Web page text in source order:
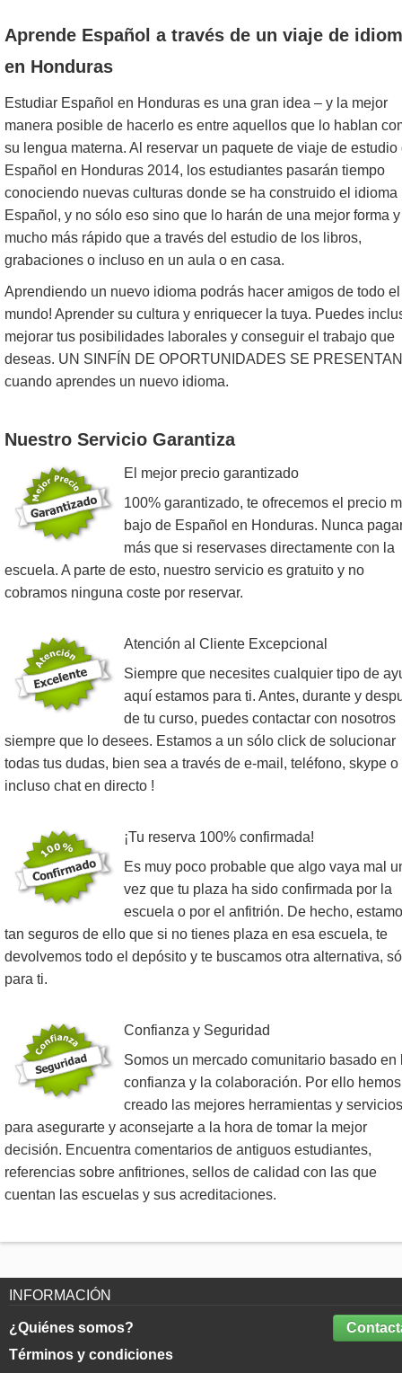
Aprende Español a través de un viaje de
en Honduras
Estudiar Español en Honduras es una gran idea – y la mejor
manera posible de hacerlo es entre aquellos que lo hablan
su lengua materna. Al reservar un paquete de viaje de estudio
Español en Honduras 2014, los estudiantes pasarán tiempo
conociendo nuevas culturas donde se ha construido el idioma
Español, y no sólo eso sino que lo harán de una mejor forma y
mucho más rápido que a través del estudio de los libros,
grabaciones o incluso en un aula o en casa.
Aprendiendo un nuevo idioma podrás hacer amigos de todo el
mundo! Aprender su cultura y enriquecer la tuya. Puedes
mejorar tus posibilidades laborales y conseguir el trabajo que
deseas. UN SINFÍN DE OPORTUNIDADES SE PRESENTAN
cuando aprendes un nuevo idioma.
Nuestro Servicio Garantiza
El mejor precio garantizado
100% garantizado, te ofrecemos el precio
bajo de Español en Honduras. Nunca
más que si reservases directamente con la
escuela. A parte de esto, nuestro servicio es gratuito y no
cobramos ninguna coste por reservar.
Atención al Cliente Excepcional
Siempre que necesites cualquier tipo de
aquí estamos para ti. Antes, durante y
de tu curso, puedes contactar con nosotros
siempre que lo desees. Estamos a un sólo click de solucionar
todas tus dudas, bien sea a través de e-mail, teléfono, skype o
incluso chat en directo !
¡Tu reserva 100% confirmada!
Es muy poco probable que algo vaya mal
vez que tu plaza ha sido confirmada por la
escuela o por el anfitrión. De hecho,
tan seguros de ello que si no tienes plaza en esa escuela, te
devolvemos todo el depósito y te buscamos otra alternativa,
para ti.
Confianza y Seguridad
Somos un mercado comunitario basado en
confianza y la colaboración. Por ello hemos
creado las mejores herramientas y servicios
para asegurarte y aconsejarte a la hora de tomar la mejor
decisión. Encuentra comentarios de antiguos estudiantes,
referencias sobre anfitriones, sellos de calidad con las que
cuentan las escuelas y sus acreditaciones.
INFORMACIÓN
¿Quiénes somos?
Términos y condiciones